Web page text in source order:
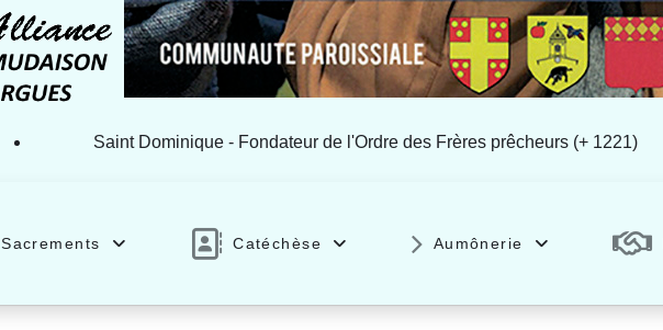
Saint Dominique - Fondateur de l'Ordre des Frères prêcheurs (+ 1221)
Sacrements Catéchèse Aumônerie